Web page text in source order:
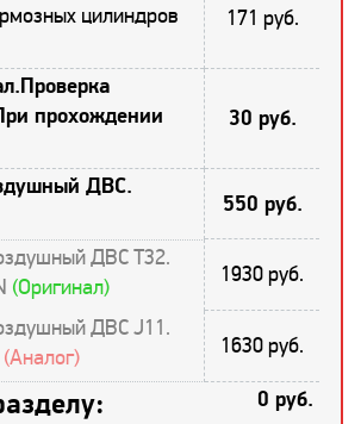
цилиндров
171 руб.
прохождении
30 руб.
ДВС.
550 руб.
ДВС T32.
(Оригинал) 1930 руб.
ДВС J11.
(Аналог) 1630 руб.
0 руб.